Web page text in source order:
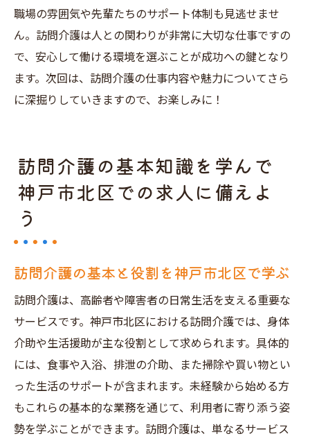
職場の雰囲気や先輩たちのサポート体制も見逃せませ
ん。訪問介護は人との関わりが非常に大切な仕事ですの
で、安心して働ける環境を選ぶことが成功への鍵となり
ます。次回は、訪問介護の仕事内容や魅力についてさら
に深掘りしていきますので、お楽しみに！
訪問介護の基本知識を学んで
神戸市北区での求人に備えよ
う
訪問介護の基本と役割を神戸市北区で学ぶ
訪問介護は、高齢者や障害者の日常生活を支える重要な
サービスです。神戸市北区における訪問介護では、身体
介助や生活援助が主な役割として求められます。具体的
には、食事や入浴、排泄の介助、また掃除や買い物とい
った生活のサポートが含まれます。未経験から始める方
もこれらの基本的な業務を通じて、利用者に寄り添う姿
勢を学ぶことができます。訪問介護は、単なるサービス